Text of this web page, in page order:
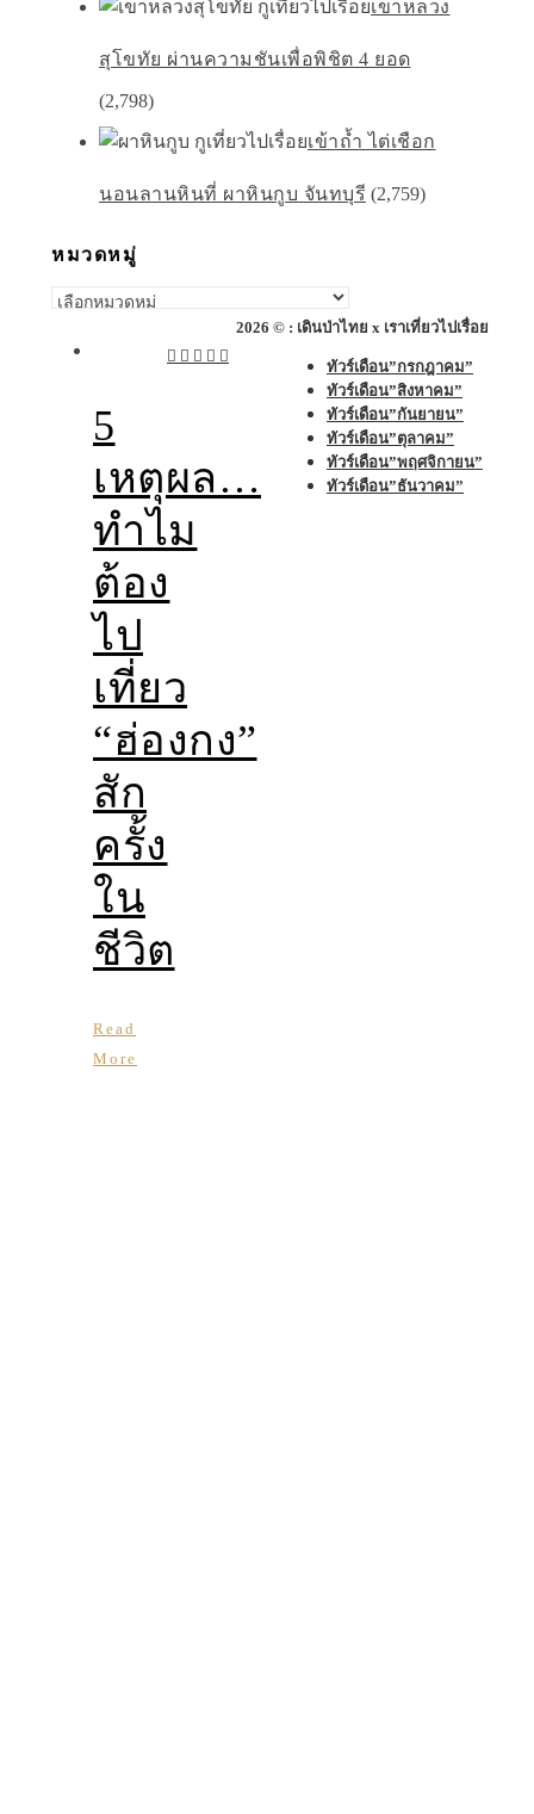
เขาหลวง
สุโขทัย ผ่านความชันเพื่อพิชิต 4 ยอด
(2,798)
เข้าถ้ำ ไต่เชือก
นอนลานหินที่ ผาหินกูบ จันทบุรี (2,759)
หมวดหมู่
หมวด
5
เหตุผล…
ทำไม
ต้อง
ไป
เที่ยว
“ฮ่องกง”
สัก
ครั้ง
ใน
ชีวิต
Read
More
2026 © : เดินป่าไทย x เราเที่ยวไปเรื่อย
ทัวร์เดือน”กรกฎาคม”
ทัวร์เดือน”สิงหาคม”
ทัวร์เดือน”กันยายน”
ทัวร์เดือน”ตุลาคม”
ทัวร์เดือน”พฤศจิกายน”
ทัวร์เดือน”ธันวาคม”